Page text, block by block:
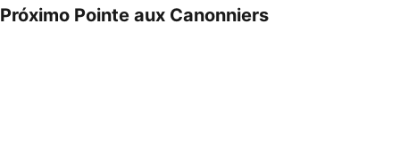
Próximo Pointe aux Canonniers